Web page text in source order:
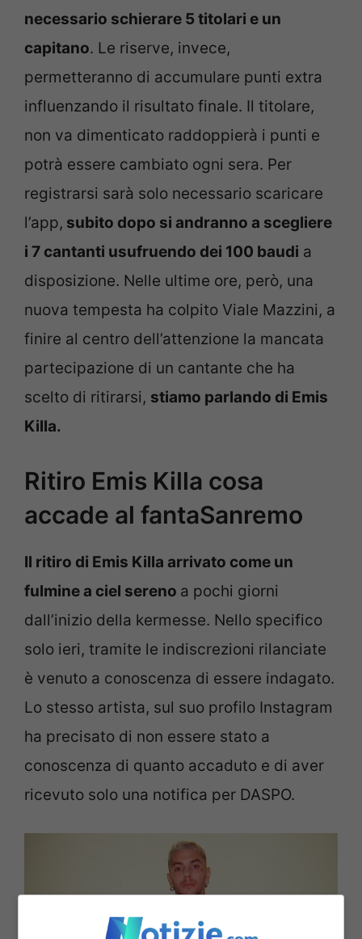
necessario schierare 5 titolari e un
capitano. Le riserve, invece,
permetteranno di accumulare punti extra
influenzando il risultato finale. Il titolare,
non va dimenticato raddoppierà i punti e
potrà essere cambiato ogni sera. Per
registrarsi sarà solo necessario scaricare
l’app, subito dopo si andranno a scegliere
i 7 cantanti usufruendo dei 100 baudi a
disposizione. Nelle ultime ore, però, una
nuova tempesta ha colpito Viale Mazzini, a
finire al centro dell’attenzione la mancata
partecipazione di un cantante che ha
scelto di ritirarsi, stiamo parlando di Emis
Killa.
Ritiro Emis Killa cosa
accade al fantaSanremo
Il ritiro di Emis Killa arrivato come un
fulmine a ciel sereno a pochi giorni
dall’inizio della kermesse. Nello specifico
solo ieri, tramite le indiscrezioni rilanciate
è venuto a conoscenza di essere indagato.
Lo stesso artista, sul suo profilo Instagram
ha precisato di non essere stato a
conoscenza di quanto accaduto e di aver
ricevuto solo una notifica per DASPO.